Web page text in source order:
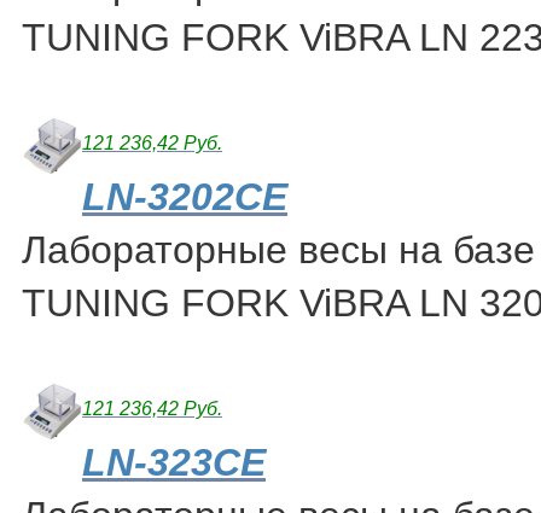
TUNING FORK ViBRA LN
121 236,42 Руб.
LN-3202CE
Лабораторные весы на базе
TUNING FORK ViBRA LN
121 236,42 Руб.
LN-323CE